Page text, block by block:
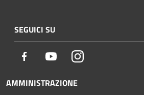
SEGUICI SU
Facebook YoutubeInstagram
AMMINISTRAZIONE